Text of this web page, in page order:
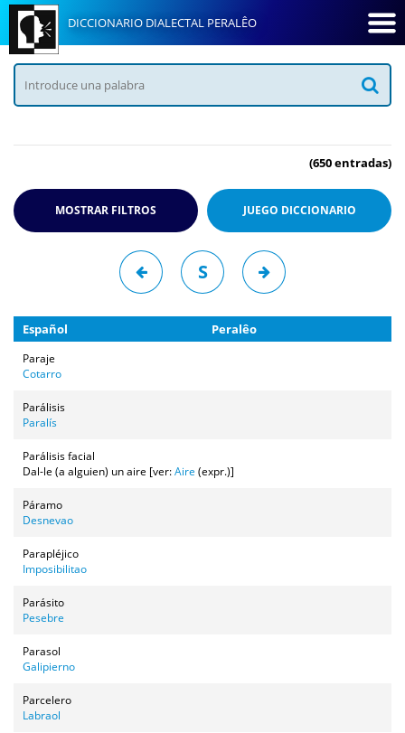
DICCIONARIO DIALECTAL PERALÊO
(650 entradas)
MOSTRAR FILTROS JUEGO DICCIONARIO
S
Español Peralêo
Paraje
Cotarro
Parálisis
Paralís
Parálisis facial
Dal-le (a alguien) un aire [ver:Aire (expr.)]
Páramo
Desnevao
Parapléjico
Imposibilitao
Parásito
Pesebre
Parasol
Galipierno
Parcelero
Labraol